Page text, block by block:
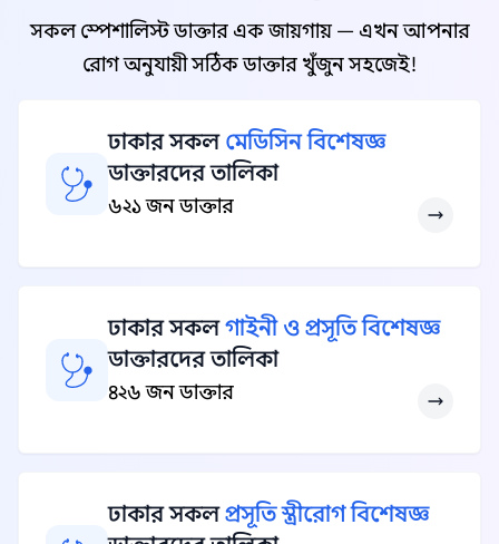
সকল স্পেশালিস্ট ডাক্তার এক জায়গায় — এখন আপনার
রোগ অনুযায়ী সঠিক ডাক্তার খুঁজুন সহজেই!
ঢাকার সকল মেডিসিন বিশেষজ্ঞ
ডাক্তারদের তালিকা
৬২১ জন ডাক্তার
ঢাকার সকলগাইনী ও প্রসূতি বিশেষজ্ঞ
ডাক্তারদের তালিকা
৪২৬ জন ডাক্তার
ঢাকার সকলপ্রসূতি স্ত্রীরোগ বিশেষজ্ঞ